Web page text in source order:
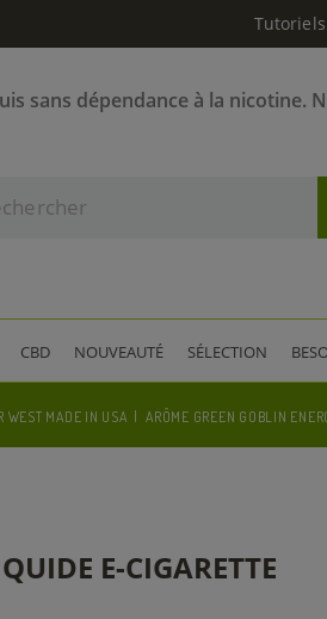
Tutoriels
sans dépendance à la nicotine.
CBD NOUVEAUTÉ SÉLECTION
WEST MADE IN USA ARÔME GREEN GOBLIN
E-CIGARETTE